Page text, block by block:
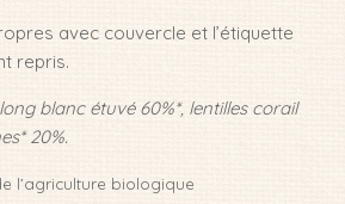
avec couvercle et l’étiquette
repris.
blanc étuvé 60%*, lentilles corail
20%.
l’agriculture biologique